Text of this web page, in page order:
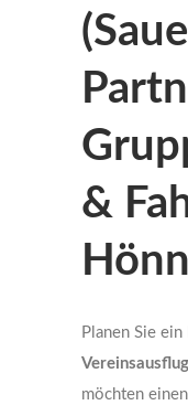
&
Planen Sie ein
Vereinsausflug
möchten einen